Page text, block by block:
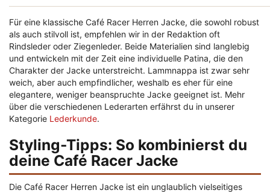
Für eine klassische Café Racer Herren Jacke, die sowohl robust
als auch stilvoll ist, empfehlen wir in der Redaktion oft
Rindsleder oder Ziegenleder. Beide Materialien sind langlebig
und entwickeln mit der Zeit eine individuelle Patina, die den
Charakter der Jacke unterstreicht. Lammnappa ist zwar sehr
weich, aber auch empfindlicher, weshalb es eher für eine
elegantere, weniger beanspruchte Jacke geeignet ist. Mehr
über die verschiedenen Lederarten erfährst du in unserer
Kategorie Lederkunde.
Styling-Tipps: So kombinierst du
deine Café Racer Jacke
Die Café Racer Herren Jacke ist ein unglaublich vielseitiges